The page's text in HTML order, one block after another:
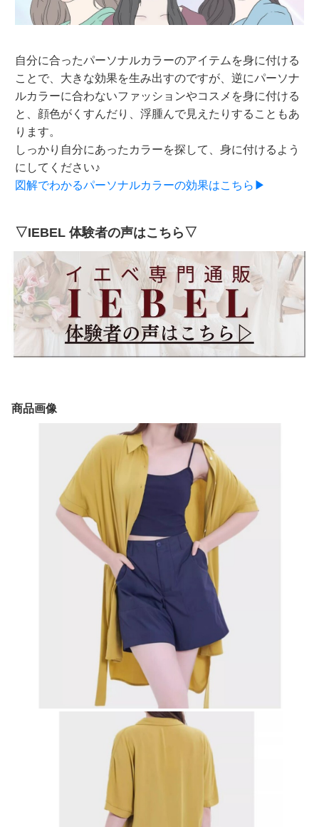
自分に合ったパーソナルカラーのアイテムを身に付ける
ことで、大きな効果を生み出すのですが、逆にパーソナ
ルカラーに合わないファッションやコスメを身に付ける
と、顔色がくすんだり、浮腫んで見えたりすることもあ
ります。
しっかり自分にあったカラーを探して、身に付けるよう
にしてください♪
図解でわかるパーソナルカラーの効果はこちら▶
▽IEBEL 体験者の声はこちら▽
商品画像